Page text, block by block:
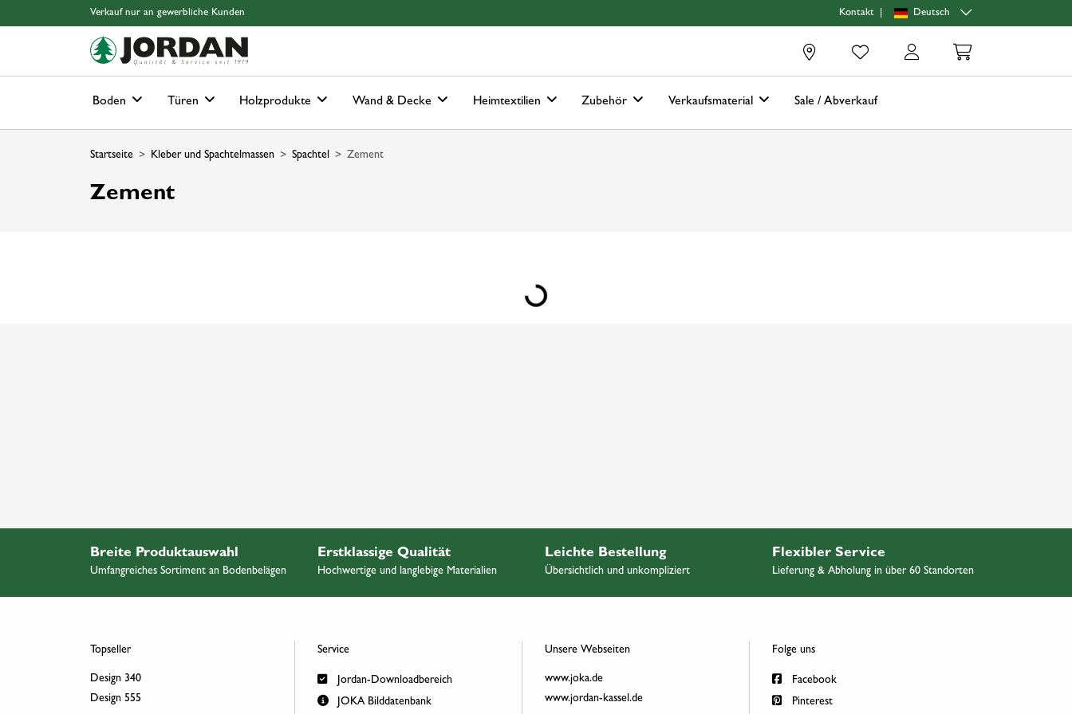
Springe zu Hauptinhalt Springe zum Header Springe zum Footer
Verkauf nur an gewerbliche Kunden Kontakt Deutsch
Boden Türen Holzprodukte Wand & Decke Heimtextilien Zubehör Verkaufsmaterial Sale / Abverkauf
Startseite Kleber und Spachtelmassen Spachtel Zement
Zement
Loading...
Breite Produktauswahl
Umfangreiches Sortiment an Bodenbelägen
Erstklassige Qualität
Hochwertige und langlebige Materialien
Leichte Bestellung
Übersichtlich und unkompliziert
Flexibler Service
Lieferung & Abholung in über 60 Standorten
Topseller
Design 340
Design 555
Service
Jordan-Downloadbereich
JOKA Bilddatenbank
Unsere Webseiten
www.joka.de
www.jordan-kassel.de
Folge uns
Facebook
Pinterest